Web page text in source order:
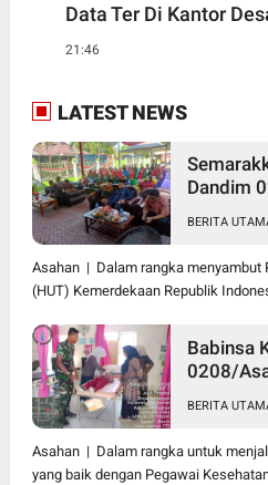
Data Ter Di Kantor
21:46
LATEST NEWS
Dandim
Darah di
Asahan
BERITA
Asahan | Dalam rangka menyambut
(HUT) Kemerdekaan Republik
Babinsa
0208/
Pegawai
BERITA
Asahan | Dalam rangka untuk
yang baik dengan Pegawai